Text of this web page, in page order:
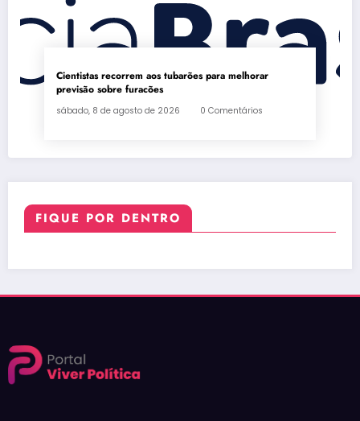
Cientistas recorrem aos tubarões para melhorar
previsão sobre furacões
sábado, 8 de agosto de 2026 0 Comentários
FIQUE POR DENTRO